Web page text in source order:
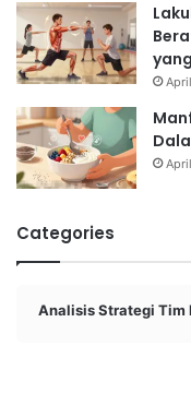
Categories
Analisis Strategi Tim